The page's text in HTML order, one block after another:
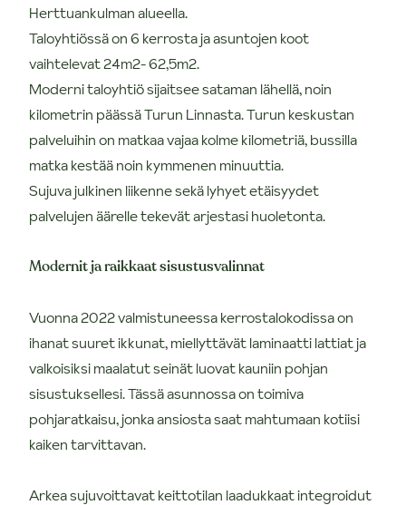
Herttuankulman alueella.
Taloyhtiössä on 6 kerrosta ja asuntojen koot
vaihtelevat 24m2- 62,5m2.
Moderni taloyhtiö sijaitsee sataman lähellä, noin
kilometrin päässä Turun Linnasta. Turun keskustan
palveluihin on matkaa vajaa kolme kilometriä, bussilla
matka kestää noin kymmenen minuuttia.
Sujuva julkinen liikenne sekä lyhyet etäisyydet
palvelujen äärelle tekevät arjestasi huoletonta.
Modernit ja raikkaat sisustusvalinnat
Vuonna 2022 valmistuneessa kerrostalokodissa on
ihanat suuret ikkunat, miellyttävät laminaatti lattiat ja
valkoisiksi maalatut seinät luovat kauniin pohjan
sisustuksellesi. Tässä asunnossa on toimiva
pohjaratkaisu, jonka ansiosta saat mahtumaan kotiisi
kaiken tarvittavan.
Arkea sujuvoittavat keittotilan laadukkaat integroidut